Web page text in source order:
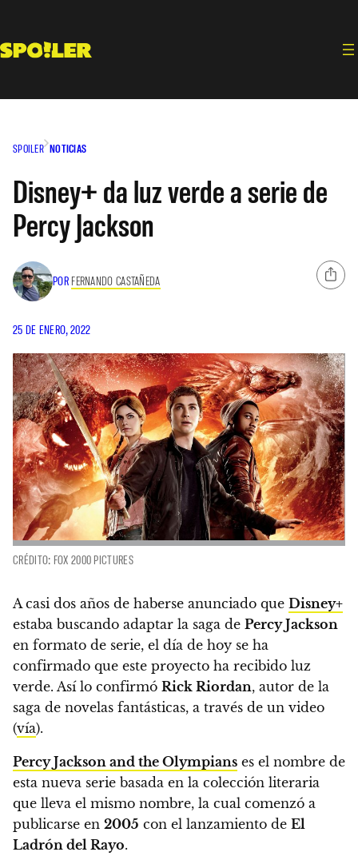
contenido
SPOILER NOTICIAS
Disney+ da luz verde a serie de
Percy Jackson
POR FERNANDO CASTAÑEDA
25 DE ENERO, 2022
CRÉDITO: FOX 2000 PICTURES
A casi dos años de haberse anunciado que Disney+
estaba buscando adaptar la saga de Percy Jackson
en formato de serie, el día de hoy se ha
confirmado que este proyecto ha recibido luz
verde. Así lo confirmó Rick Riordan, autor de la
saga de novelas fantásticas, a través de un video
(vía).
Percy Jackson and the Olympians es el nombre de
esta nueva serie basada en la colección literaria
que lleva el mismo nombre, la cual comenzó a
publicarse en 2005 con el lanzamiento de El
Ladrón del Rayo.